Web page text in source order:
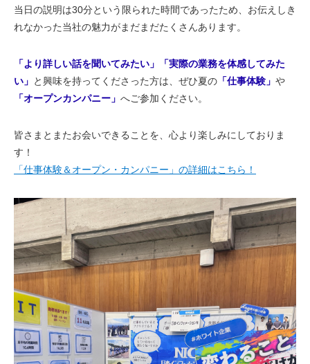
当日の説明は30分という限られた時間であったため、お伝えしき
れなかった当社の魅力がまだまだたくさんあります。
「より詳しい話を聞いてみたい」「実際の業務を体感してみた
い」 と興味を持ってくださった方は、ぜひ夏の 「仕事体験」 や
「オープンカンパニー」 へご参加ください。
皆さまとまたお会いできることを、心より楽しみにしておりま
す！
「仕事体験＆オープン・カンパニー」の詳細はこちら！